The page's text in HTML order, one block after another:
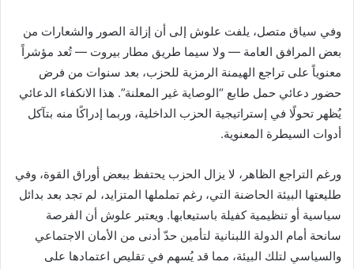
وفي سياق متصل، يلفت علوش إلى أن إزالة الصور والشعارات من
بعض المرافق العامة — ولا سيما طريق مطار بيروت — تُعد مؤشراً
معنوياً على تراجع الهيمنة الرمزية للحزب، بعد سنوات من فرض
حضور دعائي حمل طابع “الوصاية غير المعلنة”. هذا الانكفاء الدعائي
يُظهر تحولًا في إستراتيجية الحزب الداخلية، وربما إدراكًا منه بتآكل
أدوات السيطرة المعنوية.
ورغم التراجع الظاهر، لا يزال الحزب يحتفظ ببعض أوراق القوة، وفي
طليعتها البيئة الحاضنة التي، رغم تململها المتزايد، لم تجد بعد بدائل
سياسية أو تنظيمية كفيلة باستيعابها. ويعتبر علوش أن الفرصة
سانحة أمام الدولة اللبنانية لتأمين حدّ أدنى من الأمان الاجتماعي
والسياسي لتلك البيئة، مما قد يُسهم في تقليص اعتمادها على